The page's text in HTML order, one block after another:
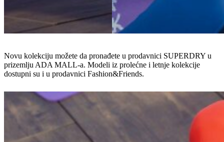
Novu kolekciju možete da pronađete u prodavnici SUPERDRY u
prizemlju ADA MALL-a. Modeli iz prolećne i letnje kolekcije
dostupni su i u prodavnici Fashion&Friends.